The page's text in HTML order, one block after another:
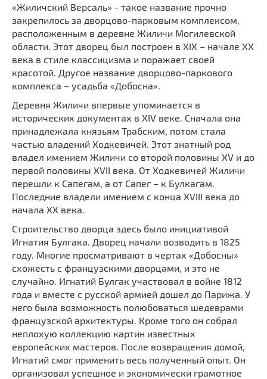
Памятники геодезии
Памятники природы
Памятники известным людям
Церкви
Монастыри
Мечети
Синагоги
Часовни
Кирхи
Кладбище
Культурные центры
Галереи
Концертные залы
Выберите область
Выберите район
Выберите населенный пункт
Выберите направление
«Жиличский Версаль» - такое название прочно
закрепилось за дворцово-парковым комплексом,
расположенным в деревне Жиличи Могилевской
области. Этот дворец был построен в XIX – начале XX
века в стиле классицизма и поражает своей
красотой. Другое название дворцово-паркового
комплекса – усадьба «Добосна».
Деревня Жиличи впервые упоминается в
исторических документах в XIV веке. Сначала она
принадлежала князьям Трабским, потом стала
частью владений Ходкевичей. Этот знатный род
владел имением Жиличи со второй половины XV и до
первой половины XVII века. От Ходкевичей Жиличи
перешли к Сапегам, а от Сапег – к Булкагам.
Последние владели имением с конца XVIII века до
начала XX века.
Строительство дворца здесь было инициативой
Игнатия Булгака. Дворец начали возводить в 1825
году. Многие просматривают в чертах «Добосны»
схожесть с французскими дворцами, и это не
случайно. Игнатий Булгак участвовал в войне 1812
года и вместе с русской армией дошел до Парижа. У
него была возможность полюбоваться шедеврами
французской архитектуры. Кроме того он собрал
неплохую коллекцию картин известных
европейских мастеров. После возвращения домой,
Игнатий смог применить весь полученный опыт. Он
организовал успешное и экономически грамотное